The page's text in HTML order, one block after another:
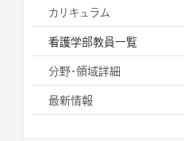
カリキュラム
看護学部教員一覧
分野・領域詳細
最新情報